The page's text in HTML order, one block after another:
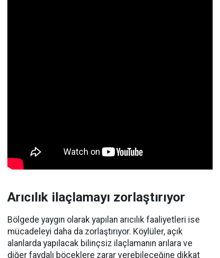
Arıcılık ilaçlamayı zorlaştırıyor
Bölgede yaygın olarak yapılan arıcılık faaliyetleri ise
mücadeleyi daha da zorlaştırıyor. Köylüler, açık
alanlarda yapılacak bilinçsiz ilaçlamanın arılara ve
diğer faydalı böceklere zarar verebileceğine dikkat